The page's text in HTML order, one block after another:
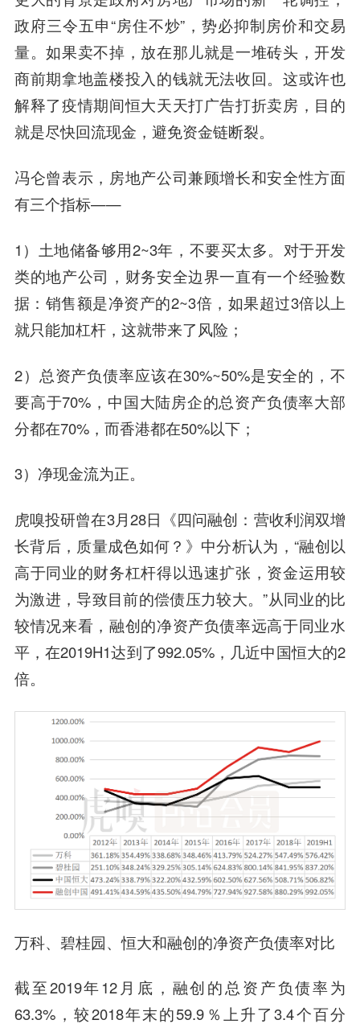
政府三令五申“房住不炒”，势必抑制房价和交易
量。如果卖不掉，放在那儿就是一堆砖头，开发
商前期拿地盖楼投入的钱就无法收回。这或许也
解释了疫情期间恒大天天打广告打折卖房，目的
就是尽快回流现金，避免资金链断裂。
冯仑曾表示，房地产公司兼顾增长和安全性方面
有三个指标——
1）土地储备够用2~3年，不要买太多。对于开发
类的地产公司，财务安全边界一直有一个经验数
据：销售额是净资产的2~3倍，如果超过3倍以上
就只能加杠杆，这就带来了风险；
2）总资产负债率应该在30%~50%是安全的，不
要高于70%，中国大陆房企的总资产负债率大部
分都在70%，而香港都在50%以下；
3）净现金流为正。
虎嗅投研曾在3月28日《四问融创：营收利润双增
长背后，质量成色如何？》中分析认为，“融创以
高于同业的财务杠杆得以迅速扩张，资金运用较
为激进，导致目前的偿债压力较大。”从同业的比
较情况来看，融创的净资产负债率远高于同业水
平，在2019H1达到了992.05%，几近中国恒大的2
倍。
万科、 碧桂园、恒大和融创的净资产负债率对比
截至2019年12月底，融创的总资产负债率为
63.3%，较2018年末的59.9％上升了3.4个百分